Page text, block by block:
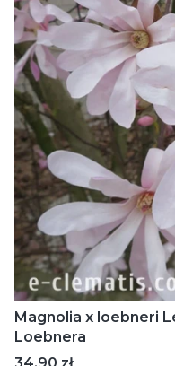
Magnolia x loebneri
Loebnera
Cena